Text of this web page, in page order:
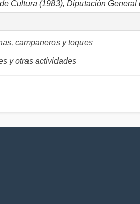
Cultura (1983), Diputación
campaneros y toques
y otras actividades